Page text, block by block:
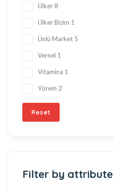
Ülker 8
Ülker Bizim 1
Ünlü Market 5
Vernel 1
Vitamina 1
Yörem 2
Reset
Filter by attribute